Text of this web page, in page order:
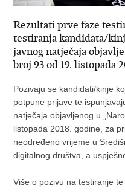
Rezultati prve faze
testiranja kandidata/
javnog natječaja
broj 93 od 19. listopada
Pozivaju se kandidati/kinje
potpune prijave te
natječaja objavljenog u
listopada 2018. godine, za
neodređeno vrijeme u
digitalnog društva, a
Više o pozivu na testiranje